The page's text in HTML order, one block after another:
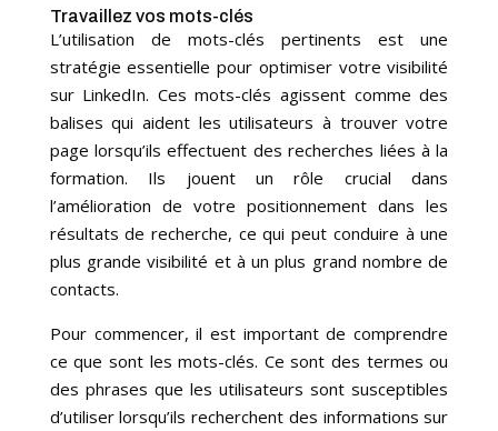
Travaillez vos mots-clés
L’utilisation de mots-clés pertinents est une
stratégie essentielle pour optimiser votre visibilité
sur LinkedIn. Ces mots-clés agissent comme des
balises qui aident les utilisateurs à trouver votre
page lorsqu’ils effectuent des recherches liées à la
formation. Ils jouent un rôle crucial dans
l’amélioration de votre positionnement dans les
résultats de recherche, ce qui peut conduire à une
plus grande visibilité et à un plus grand nombre de
contacts.
Pour commencer, il est important de comprendre
ce que sont les mots-clés. Ce sont des termes ou
des phrases que les utilisateurs sont susceptibles
d’utiliser lorsqu’ils recherchent des informations sur